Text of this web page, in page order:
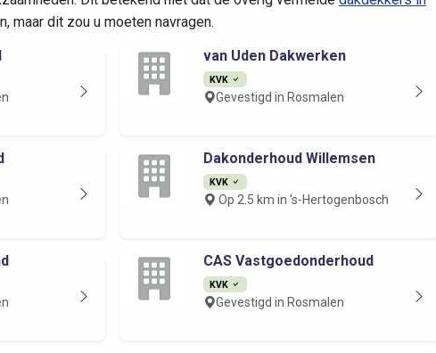
maar dit zou u moeten navragen.
van Uden Dakwerken
KVK
Gevestigd in Rosmalen
Dakonderhoud Willemsen
KVK
Op 2.5 km in 's-Hertogenbosch
CAS Vastgoedonderhoud
KVK
Gevestigd in Rosmalen